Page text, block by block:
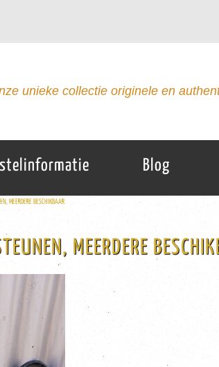
unieke collectie originele en
Blog
MEERDERE BESCHIKBAAR
MEERDERE